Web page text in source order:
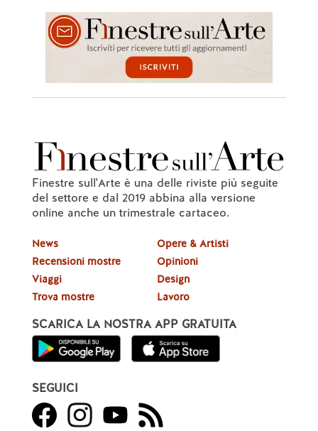
Finestre sull'Arte è una delle riviste più seguite
del settore e dal 2019 abbina alla versione
online anche un trimestrale cartaceo.
News
Recensioni mostre
Viaggi
Trova mostre
Opere & Artisti
Opinioni
Design
Lavoro
SCARICA LA NOSTRA APP GRATUITA
SEGUICI